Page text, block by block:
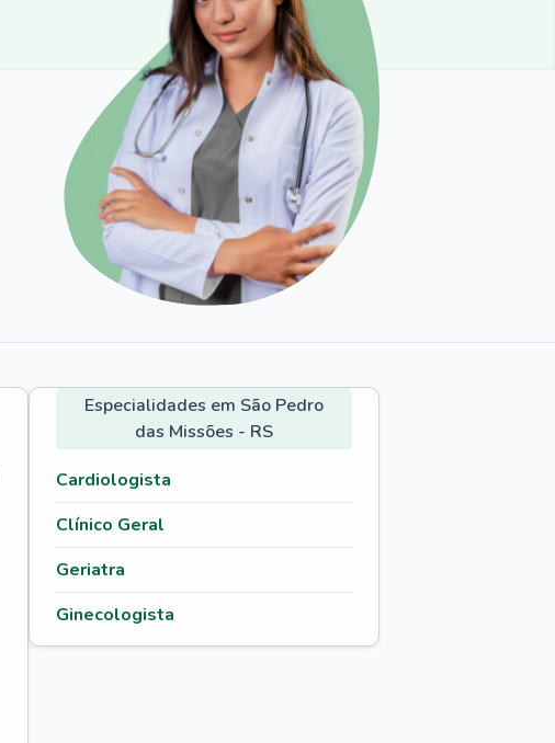
Especialidades em São Pedro
das Missões - RS
Cardiologista
Clínico Geral
Geriatra
Ginecologista